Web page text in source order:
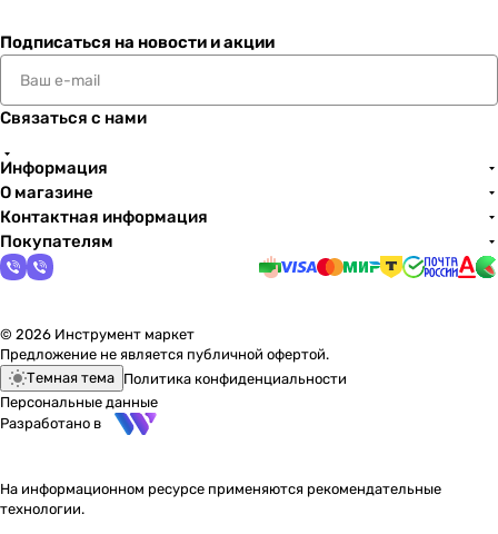
Подписаться на новости и акции
Связаться с нами
Информация
О магазине
Контактная информация
Покупателям
© 2026 Инструмент маркет
Предложение не является публичной офертой.
Темная тема Политика конфиденциальности
Персональные данные
Разработано в
На информационном ресурсе применяются рекомендательные
технологии.